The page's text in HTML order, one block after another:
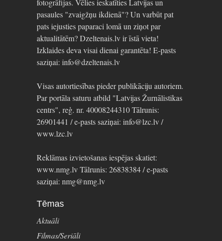
fotogrāfijas. Vēlies ieskatīties Latvijas un
pasaules "zvaigžņu ikdienā"? Un varbūt pat
pats iejusties paparaci lomā un ziņot par
aktualitātēm? Dzeltenais.lv ir īstā vieta!
Izklaides deva visai dienai garantēta! E-pasts
saziņai: info@dzeltenais.lv
Visas autortiesības pieder publikāciju autoriem.
Par portāla saturu atbild "Latvijas Žurnālistikas
centrs", reģ. nr. 40008244310 Tālrunis:
26901441 / e-pasts saziņai: info@lzc.lv /
www.lzc.lv
Reklāmas izvietošanas iespējas skatiet:
www.nmg.lv Tālrunis: 26838384 / e-pasts
saziņai: nmg@nmg.lv
Tēmas
Aktuāli
Filmas/Seriāli